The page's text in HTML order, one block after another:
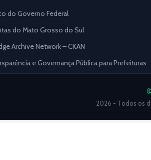
do Governo Federal
do Mato Grosso do Sul
Archive Network – CKAN
e Governança Pública para Prefeituras
2026 - Todos os